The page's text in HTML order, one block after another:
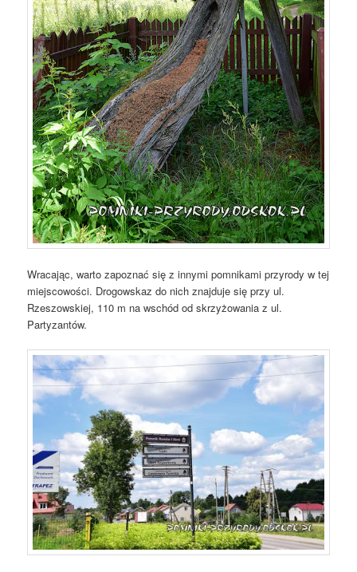
Wracając, warto zapoznać się z innymi pomnikami przyrody w tej
miejscowości. Drogowskaz do nich znajduje się przy ul.
Rzeszowskiej, 110 m na wschód od skrzyżowania z ul.
Partyzantów.